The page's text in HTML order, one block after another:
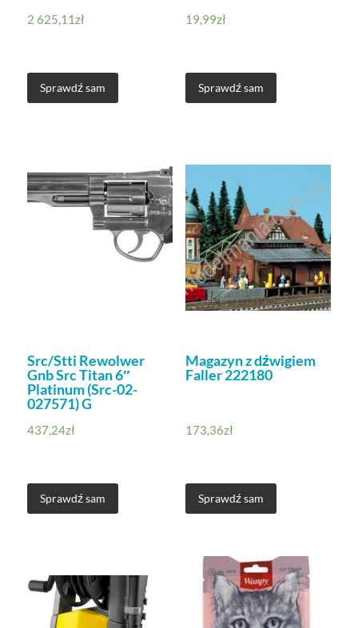
2 625,11zł
Sprawdź sam
19,99zł
Sprawdź sam
Src/Stti Rewolwer
Gnb Src Titan 6″
Platinum (Src-02-
027571) G
437,24zł
Sprawdź sam
Magazyn z dźwigiem
Faller 222180
173,36zł
Sprawdź sam